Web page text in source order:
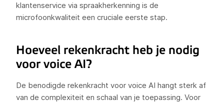
klantenservice via spraakherkenning is de
microfoonkwaliteit een cruciale eerste stap.
Hoeveel rekenkracht heb je nodig
voor voice AI?
De benodigde rekenkracht voor voice AI hangt sterk af
van de complexiteit en schaal van je toepassing. Voor